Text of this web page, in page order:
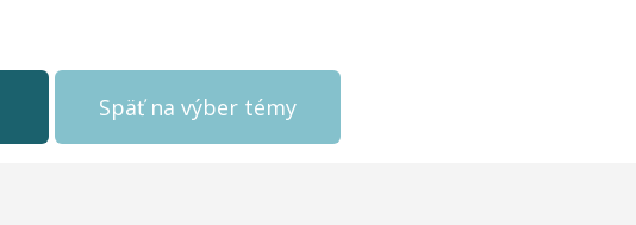
Späť na výber témy